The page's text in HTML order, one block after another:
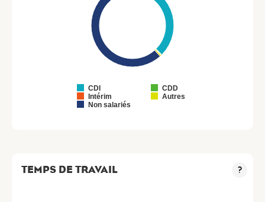
CDI
CDD
Intérim
Autres
Non salariés
TEMPS DE TRAVAIL ?